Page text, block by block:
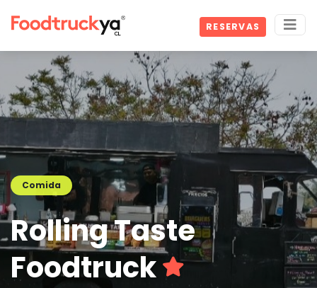
RESERVAS
Comida
Rolling Taste
Foodtruck